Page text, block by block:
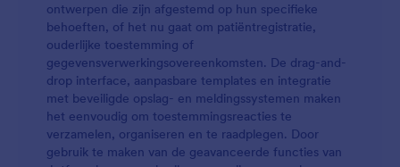
ontwerpen die zijn afgestemd op hun specifieke
behoeften, of het nu gaat om patiëntregistratie,
ouderlijke toestemming of
gegevensverwerkingsovereenkomsten. De drag-and-
drop interface, aanpasbare templates en integratie
met beveiligde opslag- en meldingssystemen maken
het eenvoudig om toestemmingsreacties te
verzamelen, organiseren en te raadplegen. Door
gebruik te maken van de geavanceerde functies van